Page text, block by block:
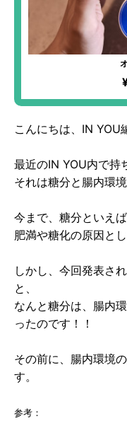
こんにちは、IN YOU
最近のIN YOU内で持
それは糖分と腸内環境
今まで、糖分といえ
肥満や糖化の原因と
しかし、今回発表さ
と、
なんと糖分は、腸内
ったのです！！
その前に、腸内環境
す。
参考：